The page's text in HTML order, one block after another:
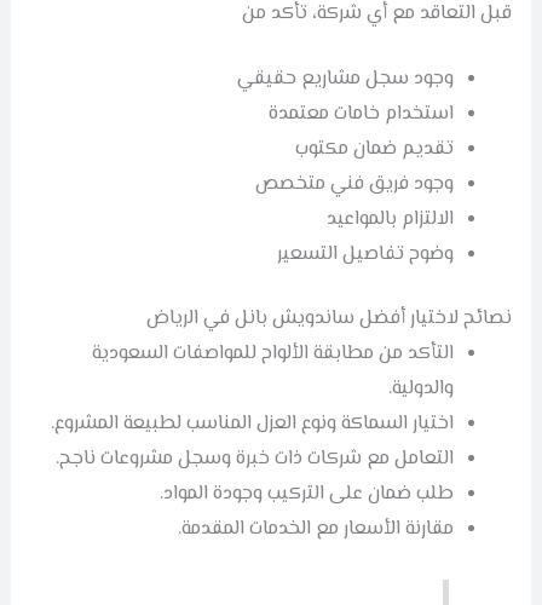
قبل التعاقد مع أي شركة، تأكد من
وجود سجل مشاريع حقيقي
استخدام خامات معتمدة
تقديم ضمان مكتوب
وجود فريق فني متخصص
الالتزام بالمواعيد
وضوح تفاصيل التسعير
نصائح لاختيار أفضل ساندويش بانل في الرياض
التأكد من مطابقة الألواح للمواصفات السعودية
والدولية.
اختيار السماكة ونوع العزل المناسب لطبيعة المشروع.
التعامل مع شركات ذات خبرة وسجل مشروعات ناجح.
طلب ضمان على التركيب وجودة المواد.
مقارنة الأسعار مع الخدمات المقدمة.